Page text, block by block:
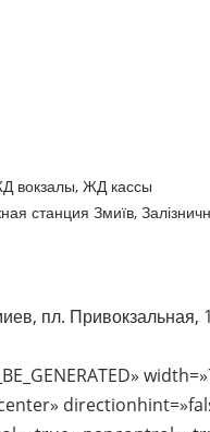
вокзалы, ЖД кассы
станция Змиїв,
пл. Привокзальная, 1